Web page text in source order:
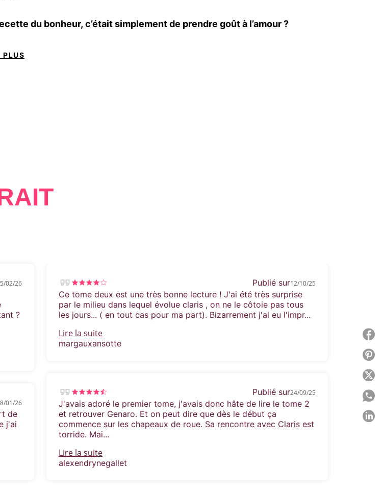
du bonheur, c’était simplement de prendre goût à l’amour ?
PLUS
02/26
?
01/26
de
j'ai
Publié sur12/10/25
Ce tome deux est une très bonne lecture ! J'ai été très surprise
par le milieu dans lequel évolue claris , on ne le côtoie pas tous
les jours... ( en tout cas pour ma part). Bizarrement j'ai eu l'impr...
Lire la suite
margauxansotte
Publié sur24/09/25
J'avais adoré le premier tome, j'avais donc hâte de lire le tome 2
et retrouver Genaro. Et on peut dire que dès le début ça
commence sur les chapeaux de roue. Sa rencontre avec Claris est
torride. Mai...
Lire la suite
alexendrynegallet